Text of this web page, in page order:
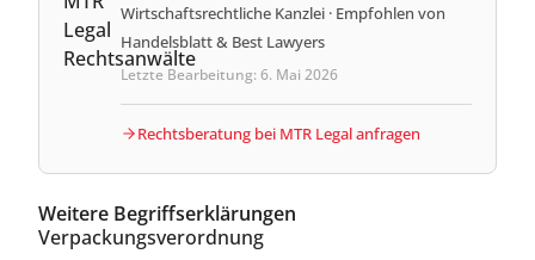
Wirtschaftsrechtliche Kanzlei · Empfohlen von
Handelsblatt & Best Lawyers
Letzte Bearbeitung: 6. Mai 2026
Rechtsberatung bei MTR Legal anfragen
Weitere Begriffserklärungen
Verpackungsverordnung